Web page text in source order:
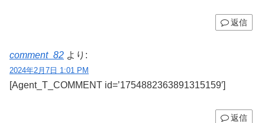
返信
comment_82 より:
2024年2月7日 1:01 PM
[Agent_T_COMMENT id=’1754882363891315159′]
返信